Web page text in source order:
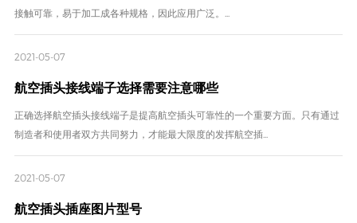
接触可靠，易于加工成各种规格，因此应用广泛。...
2021-05-07
航空插头接线端子选择需要注意哪些
正确选择航空插头接线端子是提高航空插头可靠性的一个重要方面。只有通过
制造者和使用者双方共同努力，才能最大限度的发挥航空插...
2021-05-07
航空插头插座图片型号